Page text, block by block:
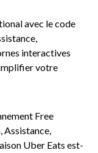
avec le code
interactives
votre
Free
Assistance,
Uber Eats est-